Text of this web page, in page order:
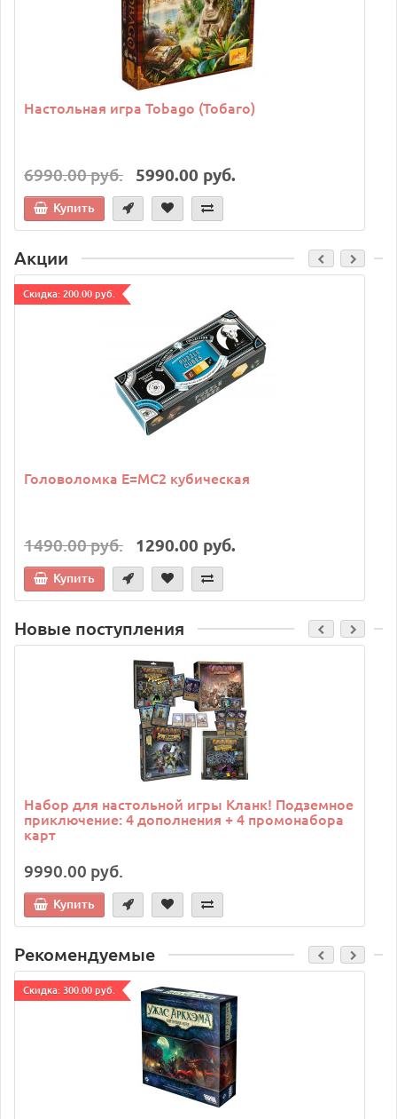
Настольная игра Tobago (Тобаго)
6990.00 руб. 5990.00 руб.
Купить
Акции
Cкидка: 200.00 руб.
Головоломка E=MC2 кубическая
1490.00 руб. 1290.00 руб.
Купить
Новые поступления
Набор для настольной игры Кланк! Подземное
приключение: 4 дополнения + 4 промонабора
карт
9990.00 руб.
Купить
Рекомендуемые
Cкидка: 300.00 руб.